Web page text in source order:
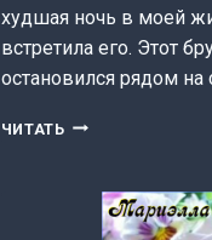
худшая ночь в моей
встретила его. Этот
остановился рядом
ЧИТАТЬ РАСПУТНАЯ
СТАРК)